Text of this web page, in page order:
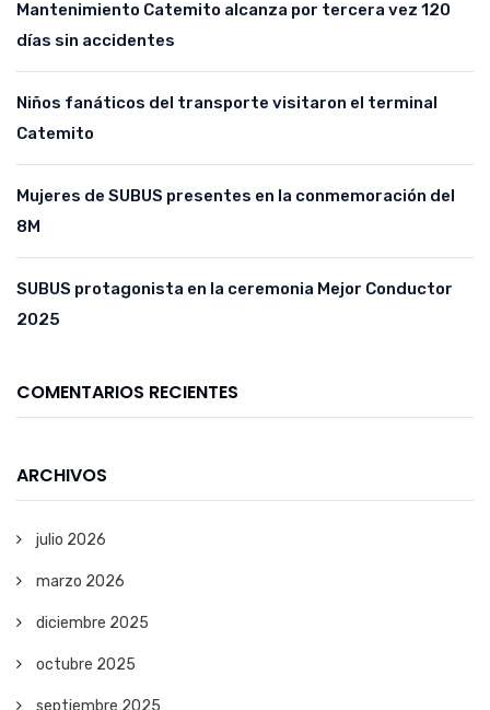
Mantenimiento Catemito alcanza por tercera vez 120
días sin accidentes
Niños fanáticos del transporte visitaron el terminal
Catemito
Mujeres de SUBUS presentes en la conmemoración del
8M
SUBUS protagonista en la ceremonia Mejor Conductor
2025
COMENTARIOS RECIENTES
ARCHIVOS
julio 2026
marzo 2026
diciembre 2025
octubre 2025
septiembre 2025